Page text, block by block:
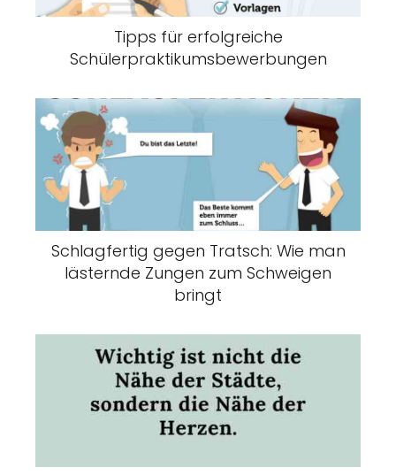
Tipps für erfolgreiche
Schülerpraktikumsbewerbungen
Schlagfertig gegen Tratsch: Wie man
lästernde Zungen zum Schweigen
bringt